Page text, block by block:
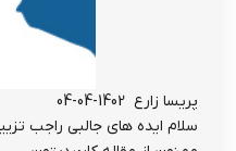
پریسا زارع
سلام ایده های جالبی راجب